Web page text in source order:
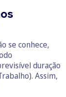
se conhece,
duração
Assim,